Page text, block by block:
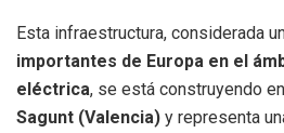
Esta infraestructura, considerada
importantes de Europa en el
eléctrica, se está construyendo en
Sagunt (Valencia) y representa